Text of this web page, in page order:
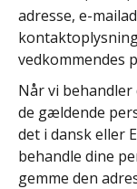
adresse, e-
vedkommendes
Når vi
de gældende
det i dansk eller
behandle dine
gemme den